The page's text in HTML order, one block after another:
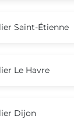
Saint-Étienne
Le Havre
Dijon